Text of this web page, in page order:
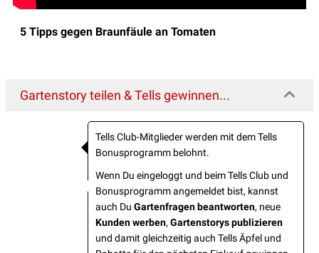
5 Tipps gegen Braunfäule an Tomaten
Gartenstory teilen & Tells gewinnen...
Tells Club-Mitglieder werden mit dem Tells
Bonusprogramm belohnt.
Wenn Du eingeloggt und beim Tells Club und
Bonusprogramm angemeldet bist, kannst
auch Du Gartenfragen beantworten, neue
Kunden werben, Gartenstorys publizieren
und damit gleichzeitig auch Tells Äpfel und